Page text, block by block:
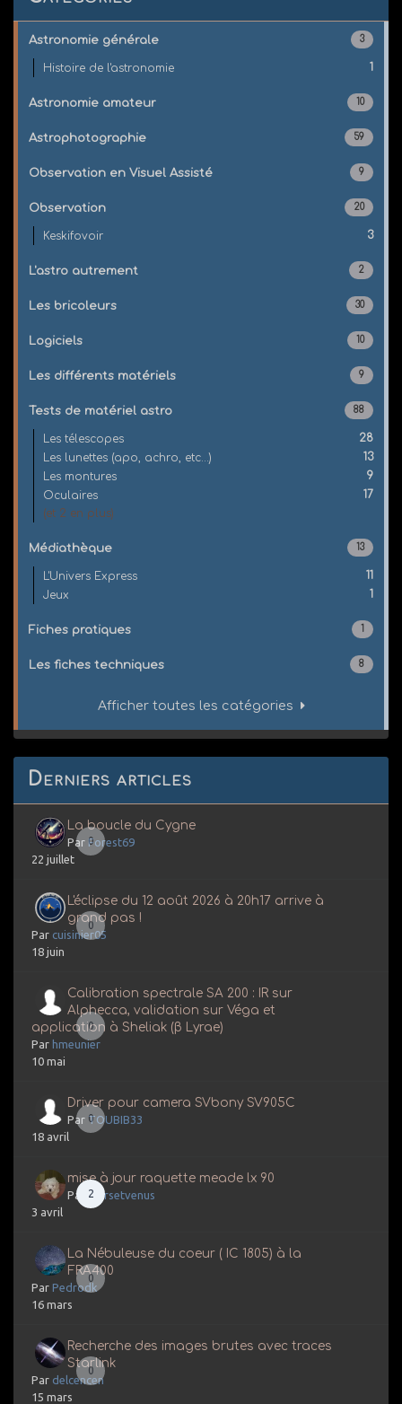
3
Astronomie générale
1
Histoire de l'astronomie
10
Astronomie amateur
59
Astrophotographie
9
Observation en Visuel Assisté
20
Observation
3
Keskifovoir
2
L'astro autrement
30
Les bricoleurs
10
Logiciels
9
Les différents matériels
88
Tests de matériel astro
28
Les télescopes
13
Les lunettes (apo, achro, etc...)
9
Les montures
17
Oculaires
(et 2 en plus)
13
Médiathèque
11
L'Univers Express
1
Jeux
1
Fiches pratiques
8
Les fiches techniques
Afficher toutes les catégories
Derniers articles
0
La boucle du Cygne
Par Forest69
22 juillet
0
L'éclipse du 12 août 2026 à 20h17 arrive à
grand pas !
Par cuisinier05
18 juin
0
Calibration spectrale SA 200 : IR sur
Alphecca, validation sur Véga et
application à Sheliak (β Lyrae)
Par hmeunier
10 mai
0
Driver pour camera SVbony SV905C
Par TOUBIB33
18 avril
2
mise à jour raquette meade lx 90
Par marsetvenus
3 avril
0
La Nébuleuse du coeur ( IC 1805) à la
FRA400
Par Pedrodk
16 mars
0
Recherche des images brutes avec traces
Starlink
Par delcencen
15 mars